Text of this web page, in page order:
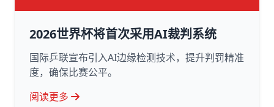
2026世界杯将首次采用AI裁判系统
国际乒联宣布引入AI边缘检测技术，提升判罚精准
度，确保比赛公平。
阅读更多